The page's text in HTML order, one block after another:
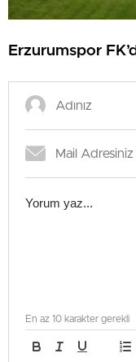
Erzurumspor
En az 10 karakter gerekli